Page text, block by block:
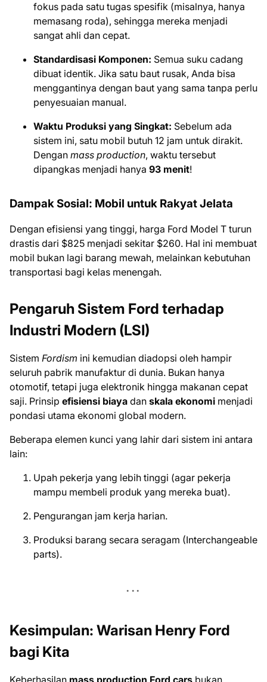
fokus pada satu tugas spesifik (misalnya, hanya
memasang roda), sehingga mereka menjadi
sangat ahli dan cepat.
Standardisasi Komponen: Semua suku cadang
dibuat identik. Jika satu baut rusak, Anda bisa
menggantinya dengan baut yang sama tanpa perlu
penyesuaian manual.
Waktu Produksi yang Singkat: Sebelum ada
sistem ini, satu mobil butuh 12 jam untuk dirakit.
Dengan mass production, waktu tersebut
dipangkas menjadi hanya 93 menit!
Dampak Sosial: Mobil untuk Rakyat Jelata
Dengan efisiensi yang tinggi, harga Ford Model T turun
drastis dari $825 menjadi sekitar $260. Hal ini membuat
mobil bukan lagi barang mewah, melainkan kebutuhan
transportasi bagi kelas menengah.
Pengaruh Sistem Ford terhadap
Industri Modern (LSI)
Sistem Fordism ini kemudian diadopsi oleh hampir
seluruh pabrik manufaktur di dunia. Bukan hanya
otomotif, tetapi juga elektronik hingga makanan cepat
saji. Prinsip efisiensi biaya dan skala ekonomi menjadi
pondasi utama ekonomi global modern.
Beberapa elemen kunci yang lahir dari sistem ini antara
lain:
Upah pekerja yang lebih tinggi (agar pekerja
mampu membeli produk yang mereka buat).
Pengurangan jam kerja harian.
Produksi barang secara seragam (Interchangeable
parts).
Kesimpulan: Warisan Henry Ford
bagi Kita
Keberhasilan mass production Ford cars bukan